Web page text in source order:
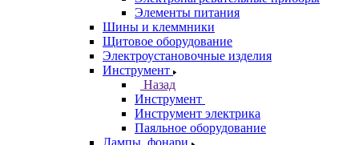
Элементы питания
Шины и клеммники
Щитовое оборудование
Электроустановочные изделия
Инструмент
Назад
Инструмент
Инструмент электрика
Паяльное оборудование
Лампы, фонари